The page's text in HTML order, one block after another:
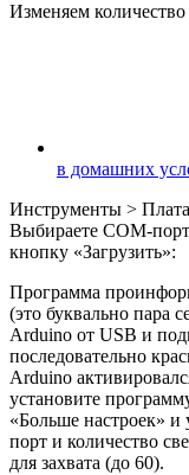
Изменяем
в домашних
Инструменты >
Выбираете COM-
кнопку «Загрузить»:
Программа
(это буквально пара
Arduino от USB и
последовательно
Arduino
установите
«Больше настроек»
порт и количество
для захвата (до 60).